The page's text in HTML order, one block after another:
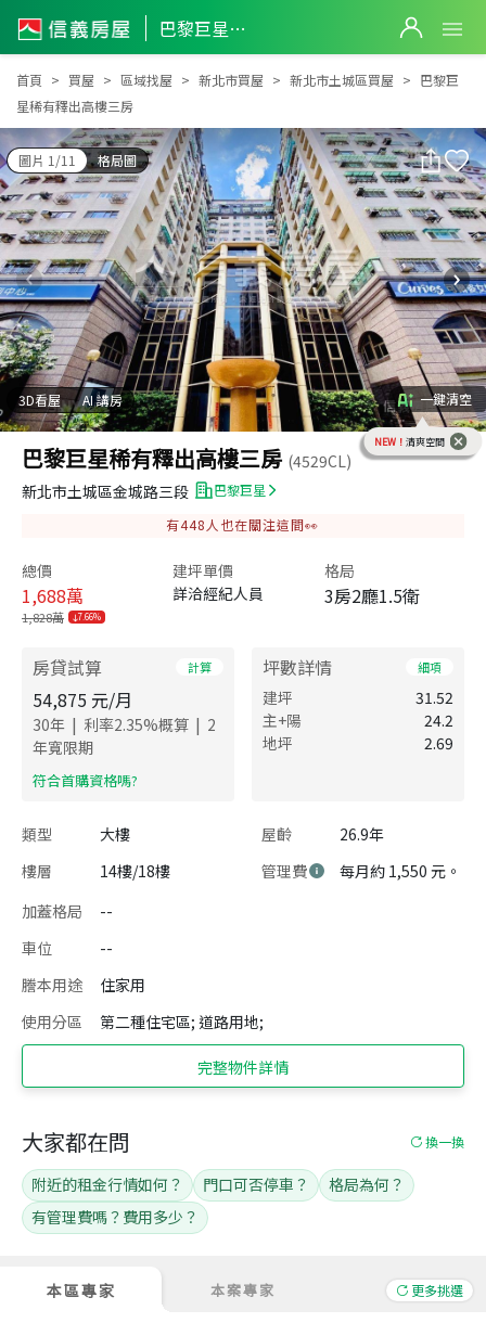
巴黎巨星稀有釋出高樓三房
巴黎巨星稀有釋出高樓三房
首頁 買屋 區域找屋 新北市買屋 新北市土城區買屋
巴黎巨
星稀有釋出高樓三房
圖片 1/11 格局圖
3D看屋 AI 講房 一鍵清空
NEW！ 清爽空間
巴黎巨星稀有釋出高樓三房 (4529CL)
新北市土城區金城路三段
巴黎巨星
有448 人也在關注這間👀
總價
1,688萬
1,828萬 7.66%
建坪單價
詳洽經紀人員
格局
3房2廳1.5衛
房貸試算 計算
54,875 元/月
30年 | 利率2.35%概算 | 2
年寬限期
​符合首購資格嗎?
坪數詳情 細項
建坪
31.52
主+陽
24.2
地坪
2.69
類型 大樓 屋齡
26.9年
樓層
14樓/18樓 管理費
每月約 1,550 元。
加蓋格局
--
車位
--
謄本用途
住家用
使用分區
第二種住宅區; 道路用地;
完整物件詳情
本區專家 本案專家 更多挑選
大家都在問 換一換
附近的租金行情如何？ 門口可否停車？
格局為何？
有管理費嗎？費用多少？